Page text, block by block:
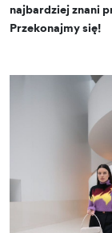
najbardziej znani
Przekonajmy się!